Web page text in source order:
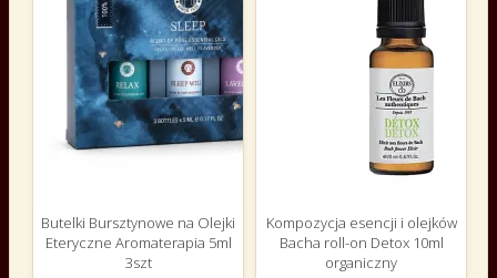
Butelki Bursztynowe na Olejki
Eteryczne Aromaterapia 5ml
3szt
Kompozycja esencji i olejków
Bacha roll-on Detox 10ml
organiczny